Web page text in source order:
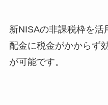
新NISAの非課税枠を活
配金に税金がかからず
が可能です。